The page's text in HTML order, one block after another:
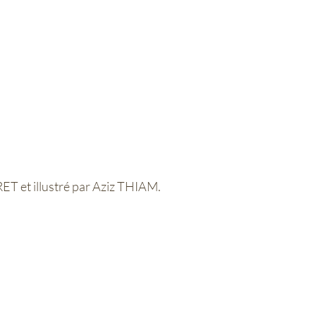
et illustré par Aziz THIAM.